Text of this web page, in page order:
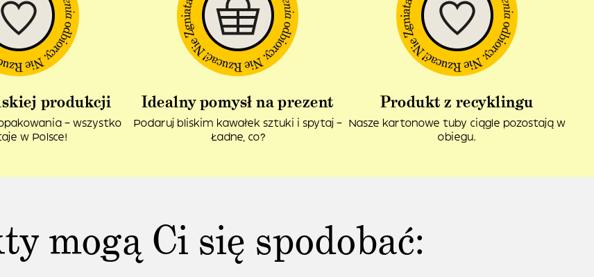
produkcji
– wszystko
w Polsce!
Idealny pomysł na prezent
Podaruj bliskim kawałek sztuki i spytaj –
Ładne, co?
Produkt z recyklingu
Nasze kartonowe tuby ciągle pozostają w
obiegu.
mogą Ci się spodobać: